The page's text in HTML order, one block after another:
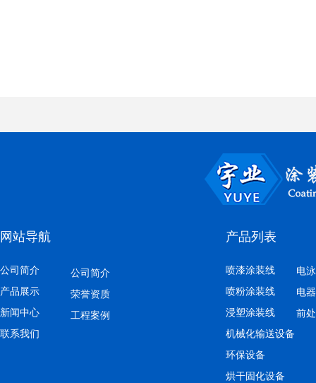
网站导航
公司简介
产品展示
新闻中心
联系我们
公司简介
荣誉资质
工程案例
产品列表
喷漆涂装线
喷粉涂装线
浸塑涂装线
机械化输送设备
环保设备
烘干固化设备
电
电
前